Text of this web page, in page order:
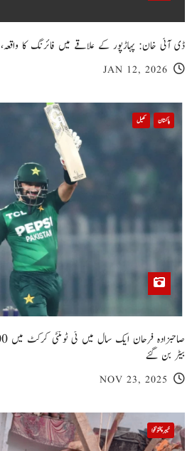
ڈی آئی خان: پہاڑپور کے علاقے میں فائرنگ کا واقعہ،
JAN 12, 2026
پاکستان کھیل
بیٹر بن گئے
NOV 23, 2025
خیبر پختونخوا